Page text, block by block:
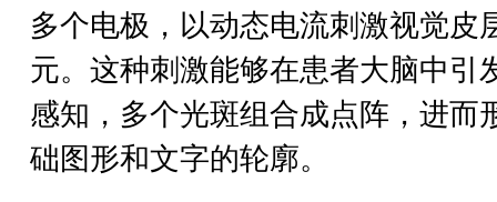
多个电极，以动态电流刺激视觉皮
元。这种刺激能够在患者大脑中引
感知，多个光斑组合成点阵，进而
础图形和文字的轮廓。